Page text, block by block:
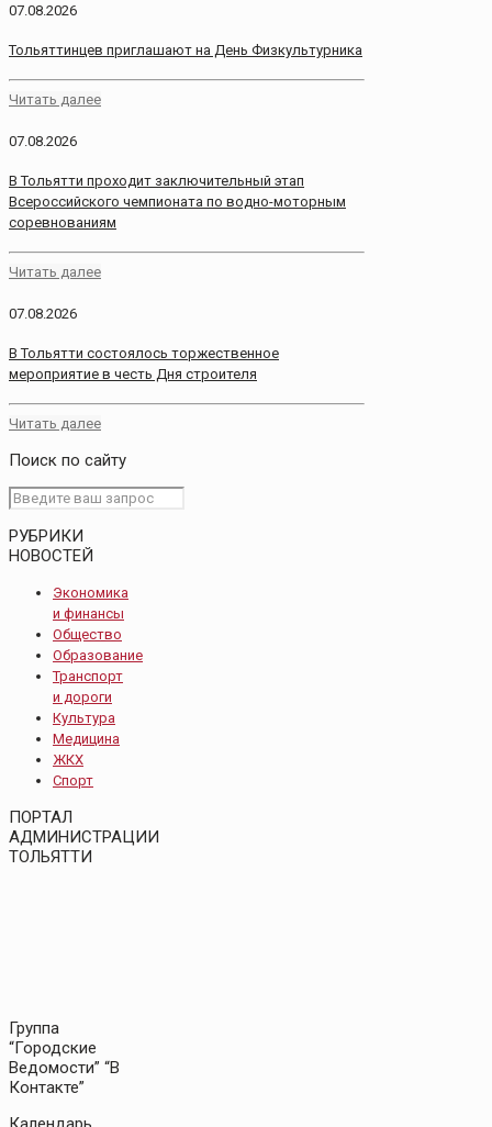
07.08.2026
Тольяттинцев приглашают на День Физкультурника
Читать далее
07.08.2026
В Тольятти проходит заключительный этап
Всероссийского чемпионата по водно-моторным
соревнованиям
Читать далее
07.08.2026
В Тольятти состоялось торжественное
мероприятие в честь Дня строителя
Читать далее
Поиск по сайту
РУБРИКИ
НОВОСТЕЙ
Экономика
и финансы
Общество
Образование
Транспорт
и дороги
Культура
Медицина
ЖКХ
Спорт
ПОРТАЛ
АДМИНИСТРАЦИИ
ТОЛЬЯТТИ
Группа
“Городские
Ведомости” “В
Контакте”